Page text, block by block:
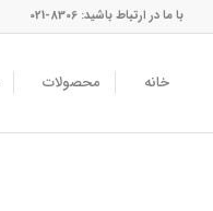
با ما در ارتباط باشید: 8306-021
خانه محصولات